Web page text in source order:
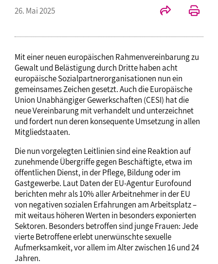
26. Mai 2025
Mit einer neuen europäischen Rahmenvereinbarung zu
Gewalt und Belästigung durch Dritte haben acht
europäische Sozialpartnerorganisationen nun ein
gemeinsames Zeichen gesetzt. Auch die Europäische
Union Unabhängiger Gewerkschaften (CESI) hat die
neue Vereinbarung mit verhandelt und unterzeichnet
und fordert nun deren konsequente Umsetzung in allen
Mitgliedstaaten.
Die nun vorgelegten Leitlinien sind eine Reaktion auf
zunehmende Übergriffe gegen Beschäftigte, etwa im
öffentlichen Dienst, in der Pflege, Bildung oder im
Gastgewerbe. Laut Daten der EU-Agentur Eurofound
berichten mehr als 10% aller Arbeitnehmer in der EU
von negativen sozialen Erfahrungen am Arbeitsplatz –
mit weitaus höheren Werten in besonders exponierten
Sektoren. Besonders betroffen sind junge Frauen: Jede
vierte Betroffene erlebt unerwünschte sexuelle
Aufmerksamkeit, vor allem im Alter zwischen 16 und 24
Jahren.